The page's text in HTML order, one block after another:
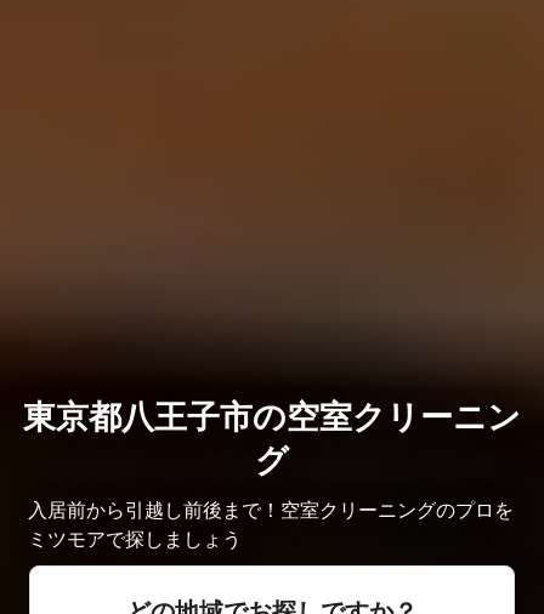
東京都八王子市の空室クリーニン
グ
入居前から引越し前後まで！空室クリーニングのプロを
ミツモアで探しましょう